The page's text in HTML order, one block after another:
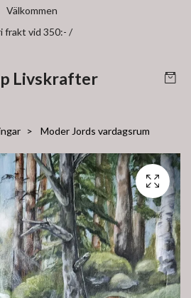
Välkommen
frakt vid 350:- /
Livskrafter
Moder Jords vardagsrum